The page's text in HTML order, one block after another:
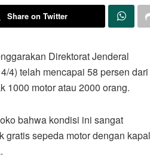
Share on Twitter
Direktorat Jenderal
4) telah mencapai 58 persen dari
1000 motor atau 2000 orang.
bahwa kondisi ini sangat
gratis sepeda motor dengan kapal